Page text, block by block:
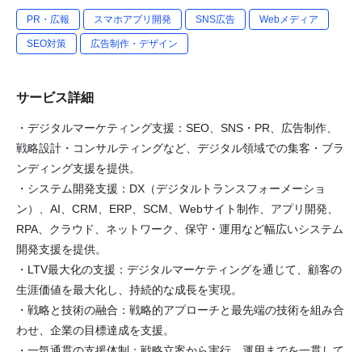
PR・広報 スマホアプリ開発 SNS広告 Webメディア
SEO対策 広告制作・デザイン
サービス詳細
・デジタルマーケティング支援：SEO、SNS・PR、広告制作、
戦略設計・コンサルティングなど、デジタル領域での集客・ブラ
ンディング支援を提供。
・システム開発支援：DX（デジタルトランスフォーメーショ
ン）、AI、CRM、ERP、SCM、Webサイト制作、アプリ開発、
RPA、クラウド、ネットワーク、保守・運用など幅広いシステム
開発支援を提供。
・LTV最大化の支援：デジタルマーケティングを通じて、顧客の
生涯価値を最大化し、持続的な成長を実現。
・戦略と技術の融合：戦略的アプローチと最先端の技術を組み合
わせ、企業の目標達成を支援。